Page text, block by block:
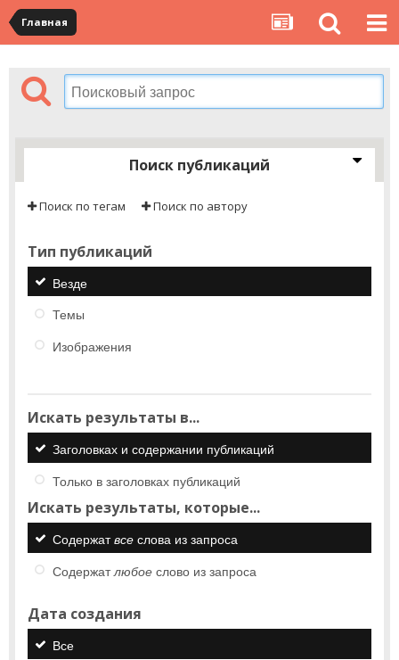
Главная
Поиск публикаций
Поиск по тегам Поиск по автору
Тип публикаций
Везде
Темы
Изображения
Искать результаты в...
Заголовках и содержании публикаций
Только в заголовках публикаций
Искать результаты, которые...
Содержатвсе слова из запроса
Содержатлюбое слово из запроса
Дата создания
Все